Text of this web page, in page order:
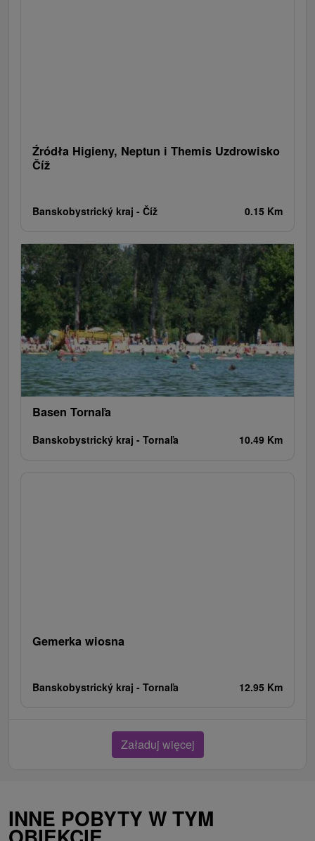
Źródła Higieny, Neptun i Themis Uzdrowisko
Číž
Banskobystrický kraj - Číž 0.15 Km
Basen Tornaľa
Banskobystrický kraj - Tornaľa 10.49 Km
Gemerka wiosna
Banskobystrický kraj - Tornaľa 12.95 Km
Załaduj więcej
INNE POBYTY W TYM